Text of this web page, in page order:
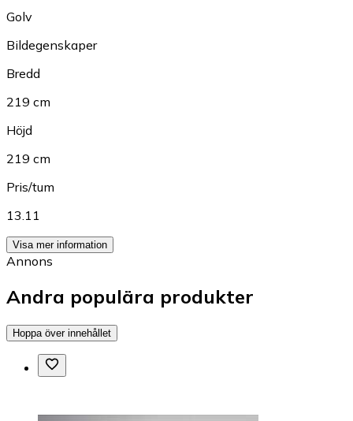
Golv
Bildegenskaper
Bredd
219 cm
Höjd
219 cm
Pris/tum
13.11
Visa mer information
Annons
Andra populära produkter
Hoppa över innehållet